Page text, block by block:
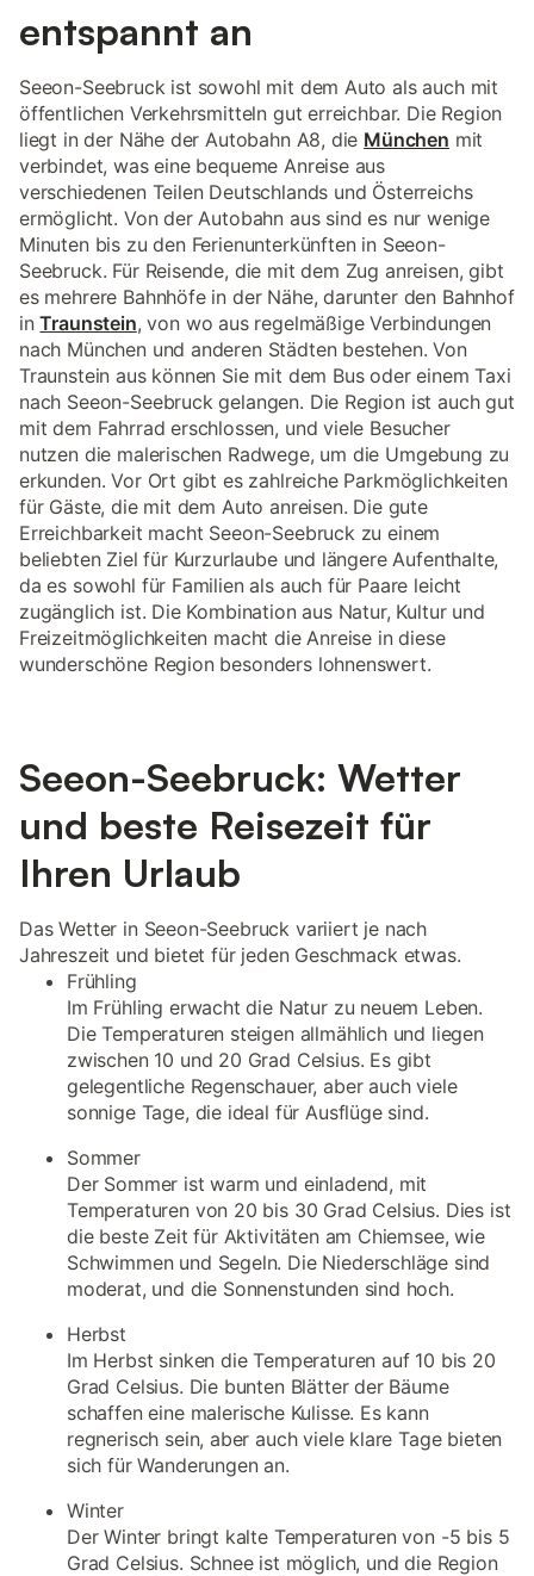
entspannt an
Seeon-Seebruck ist sowohl mit dem Auto als auch mit
öffentlichen Verkehrsmitteln gut erreichbar. Die Region
liegt in der Nähe der Autobahn A8, die München mit
verbindet, was eine bequeme Anreise aus
verschiedenen Teilen Deutschlands und Österreichs
ermöglicht. Von der Autobahn aus sind es nur wenige
Minuten bis zu den Ferienunterkünften in Seeon-
Seebruck. Für Reisende, die mit dem Zug anreisen, gibt
es mehrere Bahnhöfe in der Nähe, darunter den Bahnhof
inTraunstein, von wo aus regelmäßige Verbindungen
nach München und anderen Städten bestehen. Von
Traunstein aus können Sie mit dem Bus oder einem Taxi
nach Seeon-Seebruck gelangen. Die Region ist auch gut
mit dem Fahrrad erschlossen, und viele Besucher
nutzen die malerischen Radwege, um die Umgebung zu
erkunden. Vor Ort gibt es zahlreiche Parkmöglichkeiten
für Gäste, die mit dem Auto anreisen. Die gute
Erreichbarkeit macht Seeon-Seebruck zu einem
beliebten Ziel für Kurzurlaube und längere Aufenthalte,
da es sowohl für Familien als auch für Paare leicht
zugänglich ist. Die Kombination aus Natur, Kultur und
Freizeitmöglichkeiten macht die Anreise in diese
wunderschöne Region besonders lohnenswert.
Seeon-Seebruck: Wetter
und beste Reisezeit für
Ihren Urlaub
Das Wetter in Seeon-Seebruck variiert je nach
Jahreszeit und bietet für jeden Geschmack etwas.
Frühling
Im Frühling erwacht die Natur zu neuem Leben.
Die Temperaturen steigen allmählich und liegen
zwischen 10 und 20 Grad Celsius. Es gibt
gelegentliche Regenschauer, aber auch viele
sonnige Tage, die ideal für Ausflüge sind.
Sommer
Der Sommer ist warm und einladend, mit
Temperaturen von 20 bis 30 Grad Celsius. Dies ist
die beste Zeit für Aktivitäten am Chiemsee, wie
Schwimmen und Segeln. Die Niederschläge sind
moderat, und die Sonnenstunden sind hoch.
Herbst
Im Herbst sinken die Temperaturen auf 10 bis 20
Grad Celsius. Die bunten Blätter der Bäume
schaffen eine malerische Kulisse. Es kann
regnerisch sein, aber auch viele klare Tage bieten
sich für Wanderungen an.
Winter
Der Winter bringt kalte Temperaturen von -5 bis 5
Grad Celsius. Schnee ist möglich, und die Region